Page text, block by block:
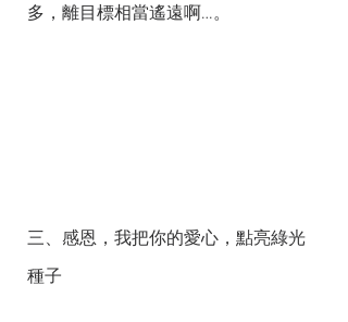
多，離目標相當遙遠啊…。
三、感恩，我把你的愛心，點亮綠光
種子